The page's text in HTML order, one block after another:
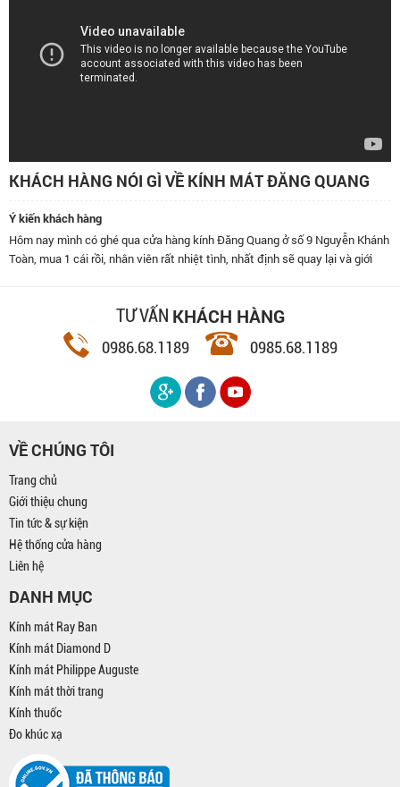
KHÁCH HÀNG NÓI GÌ VỀ KÍNH MÁT ĐĂNG QUANG
Ý kiến khách hàng
Hôm nay mình có ghé qua cửa hàng kính Đăng Quang ở số 9 Nguyễn Khánh
Toàn, mua 1 cái rồi, nhân viên rất nhiệt tình, nhất định sẽ quay lại và giới
TƯ VẤN KHÁCH HÀNG
0986.68.1189 0985.68.1189
VỀ CHÚNG TÔI
Trang chủ
Giới thiệu chung
Tin tức & sự kiện
Hệ thống cửa hàng
Liên hệ
DANH MỤC
Kính mát Ray Ban
Kính mát Diamond D
Kính mát Philippe Auguste
Kính mát thời trang
Kính thuốc
Đo khúc xạ